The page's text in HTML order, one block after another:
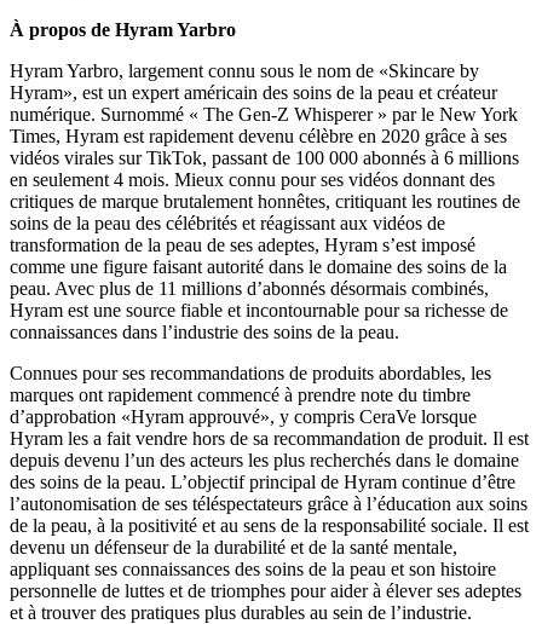
À propos de Hyram Yarbro
Hyram Yarbro, largement connu sous le nom de «Skincare by
Hyram», est un expert américain des soins de la peau et créateur
numérique. Surnommé « The Gen-Z Whisperer » par le New York
Times, Hyram est rapidement devenu célèbre en 2020 grâce à ses
vidéos virales sur TikTok, passant de 100 000 abonnés à 6 millions
en seulement 4 mois. Mieux connu pour ses vidéos donnant des
critiques de marque brutalement honnêtes, critiquant les routines de
soins de la peau des célébrités et réagissant aux vidéos de
transformation de la peau de ses adeptes, Hyram s’est imposé
comme une figure faisant autorité dans le domaine des soins de la
peau. Avec plus de 11 millions d’abonnés désormais combinés,
Hyram est une source fiable et incontournable pour sa richesse de
connaissances dans l’industrie des soins de la peau.
Connues pour ses recommandations de produits abordables, les
marques ont rapidement commencé à prendre note du timbre
d’approbation «Hyram approuvé», y compris CeraVe lorsque
Hyram les a fait vendre hors de sa recommandation de produit. Il est
depuis devenu l’un des acteurs les plus recherchés dans le domaine
des soins de la peau. L’objectif principal de Hyram continue d’être
l’autonomisation de ses téléspectateurs grâce à l’éducation aux soins
de la peau, à la positivité et au sens de la responsabilité sociale. Il est
devenu un défenseur de la durabilité et de la santé mentale,
appliquant ses connaissances des soins de la peau et son histoire
personnelle de luttes et de triomphes pour aider à élever ses adeptes
et à trouver des pratiques plus durables au sein de l’industrie.